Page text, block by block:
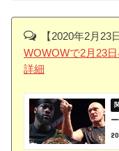
【2020年2月
WOWOWで2月23
詳細